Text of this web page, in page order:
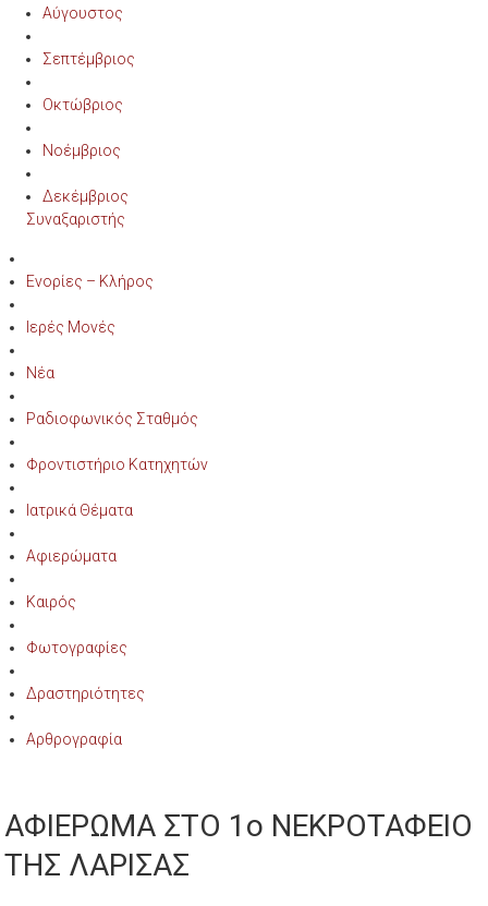
Αύγουστος
Σεπτέμβριος
Οκτώβριος
Νοέμβριος
Δεκέμβριος
Συναξαριστής
Ενορίες – Κλήρος
Ιερές Μονές
Νέα
Ραδιοφωνικός Σταθμός
Φροντιστήριο Κατηχητών
Ιατρικά Θέματα
Αφιερώματα
Καιρός
Φωτογραφίες
Δραστηριότητες
Αρθρογραφία
ΑΦΙΕΡΩΜΑ ΣΤΟ 1ο ΝΕΚΡΟΤΑΦΕΙΟ
ΤΗΣ ΛΑΡΙΣΑΣ